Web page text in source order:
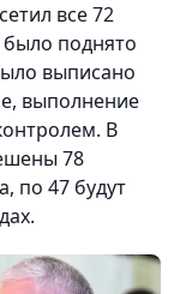
все 72
было поднято
выписано
выполнение
В
78
по 47 будут